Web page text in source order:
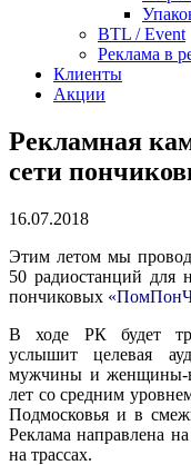
BTL / Event
Реклама в
Клиенты
Акции
Рекламная
сети
16.07.2018
Этим летом мы
50 радиостанций для
пончиковых
В ходе РК будет
услышит целевая
мужчины и женщины-
лет со средним
Подмосковья и в
Реклама направлена
на трассах.